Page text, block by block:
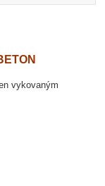
vykovaným